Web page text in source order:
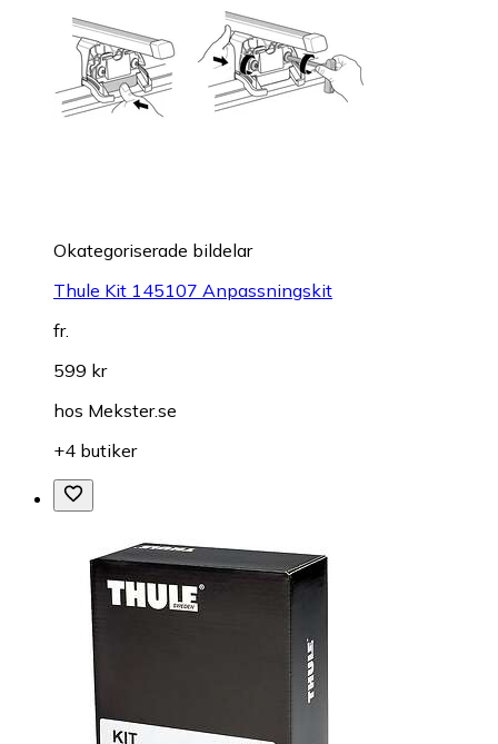
Okategoriserade bildelar
Thule Kit 145107 Anpassningskit
fr.
599 kr
hos Mekster.se
+4 butiker